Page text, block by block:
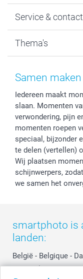
Fotocadeaus
Kaarten
Vacatures
Bestelproces
Herroepingsrecht
Cookiebeleid
Reviews
Prijslijst
Investor Relations
Service & contact
Mijn orderstatus
smartfriends
Affiliate
Partnerships
Influencer
Thema's
Baby
Vaderdag
Huwelijk
Samen
Iedereen maakt
slaan. Momenten
verwondering, pijn
momenten roepen
speciaal, bijzonder
te delen (vertellen)
Wij plaatsen
schijnwerpers,
we samen het
smartphoto is
landen:
België - Belgique -
- Nederland - Norge -